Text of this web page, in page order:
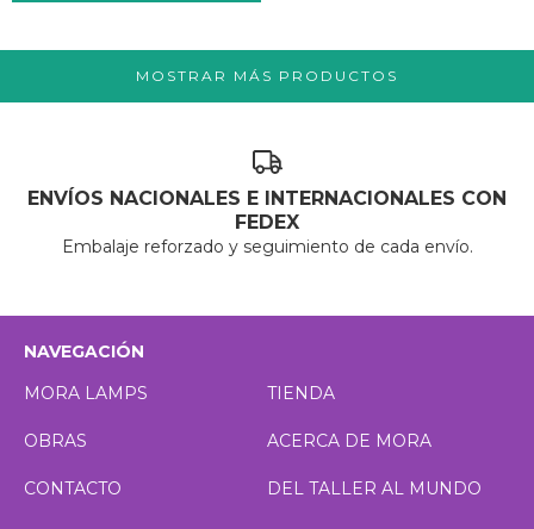
MOSTRAR MÁS PRODUCTOS
ENVÍOS NACIONALES E INTERNACIONALES CON
FEDEX
Embalaje reforzado y seguimiento de cada envío.
NAVEGACIÓN
MORA LAMPS
TIENDA
OBRAS ACERCA DE MORA
CONTACTO DEL TALLER AL MUNDO